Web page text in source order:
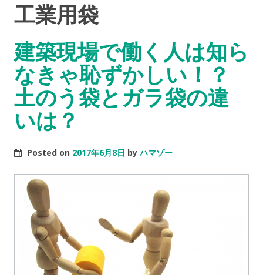
工業用袋
建築現場で働く人は知ら
なきゃ恥ずかしい！？
土のう袋とガラ袋の違
いは？
Posted on 2017年6月8日 byハマゾー